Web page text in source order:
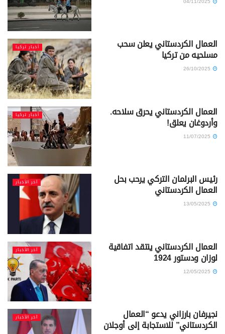
أخبار تركيا العمال الكردستاني يعلن سحب
مسلحيه من تركيا
أخبار تركيا العمال الكردستاني يحرق سلاحه.
وأردوغان يعلق!
آخر الأخبار رئيس البرلمان التركي يرحب بحل
العمال الكردستاني
آخر الأخبار العمال الكردستاني ينتقد اتفاقية
لوزان ودستور 1924
آخر الأخبار نجيرفان بارزاني يدعو “العمال
الكردستاني” للاستجابة إلى أوجلان